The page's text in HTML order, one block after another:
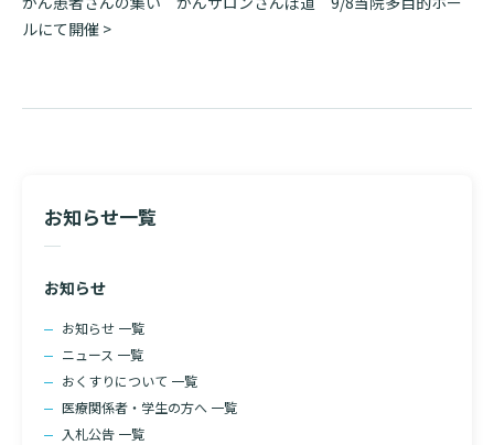
公式SNSアカウント一覧
診断書等文書のお申込みについて
当院退職後のカルテ閲覧手続き
ビ
シ
ルにて開催 >
お知らせ一覧
お知らせ
お知らせ 一覧
ニュース 一覧
おくすりについて 一覧
医療関係者・学生の方へ 一覧
入札公告 一覧